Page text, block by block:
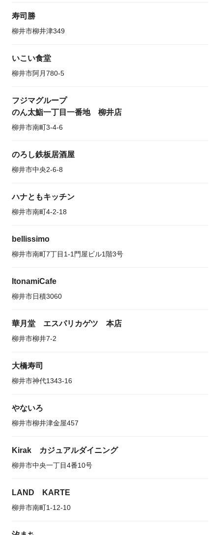
寿司勝
柳井市柳井津349
いこい食堂
柳井市阿月780-5
フジマグループ
のん太鮨一丁目一番地 柳井店
柳井市南町3-4-6
のろし鉄板居酒屋
柳井市中央2-6-8
ハナともキッチン
柳井市南町4-2-18
bellissimo
柳井市南町7丁目1-1門屋ビル1階3号
ItonamiCafe
柳井市日積3060
華月堂 エスパリカゲツ 本店
柳井市柳井7-2
大橋寿司
柳井市神代1343-16
やないろ
柳井市柳井津金屋457
Kirak カジュアルダイニング
柳井市中央一丁目4番10号
LAND KARTE
柳井市南町1-12-10